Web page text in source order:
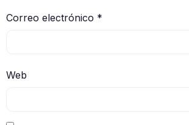
Correo electrónico *
Web